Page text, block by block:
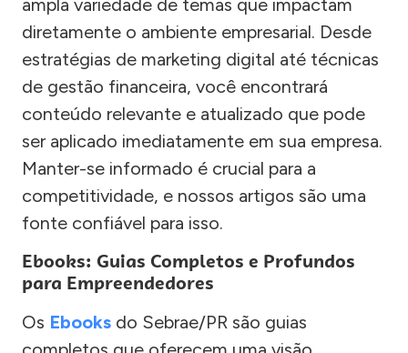
ampla variedade de temas que impactam
diretamente o ambiente empresarial. Desde
estratégias de marketing digital até técnicas
de gestão financeira, você encontrará
conteúdo relevante e atualizado que pode
ser aplicado imediatamente em sua empresa.
Manter-se informado é crucial para a
competitividade, e nossos artigos são uma
fonte confiável para isso.
Ebooks: Guias Completos e Profundos
para Empreendedores
Os Ebooks do Sebrae/PR são guias